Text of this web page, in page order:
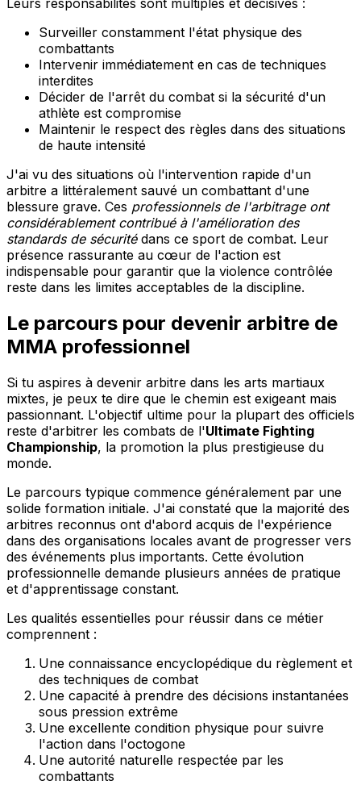
Leurs responsabilités sont multiples et décisives :
Surveiller constamment l'état physique des
combattants
Intervenir immédiatement en cas de techniques
interdites
Décider de l'arrêt du combat si la sécurité d'un
athlète est compromise
Maintenir le respect des règles dans des situations
de haute intensité
J'ai vu des situations où l'intervention rapide d'un
arbitre a littéralement sauvé un combattant d'une
blessure grave. Ces professionnels de l'arbitrage ont
considérablement contribué à l'amélioration des
standards de sécuritédans ce sport de combat. Leur
présence rassurante au cœur de l'action est
indispensable pour garantir que la violence contrôlée
reste dans les limites acceptables de la discipline.
Le parcours pour devenir arbitre de
MMA professionnel
Si tu aspires à devenir arbitre dans les arts martiaux
mixtes, je peux te dire que le chemin est exigeant mais
passionnant. L'objectif ultime pour la plupart des officiels
reste d'arbitrer les combats de l'Ultimate Fighting
Championship, la promotion la plus prestigieuse du
monde.
Le parcours typique commence généralement par une
solide formation initiale. J'ai constaté que la majorité des
arbitres reconnus ont d'abord acquis de l'expérience
dans des organisations locales avant de progresser vers
des événements plus importants. Cette évolution
professionnelle demande plusieurs années de pratique
et d'apprentissage constant.
Les qualités essentielles pour réussir dans ce métier
comprennent :
Une connaissance encyclopédique du règlement et
des techniques de combat
Une capacité à prendre des décisions instantanées
sous pression extrême
Une excellente condition physique pour suivre
l'action dans l'octogone
Une autorité naturelle respectée par les
combattants